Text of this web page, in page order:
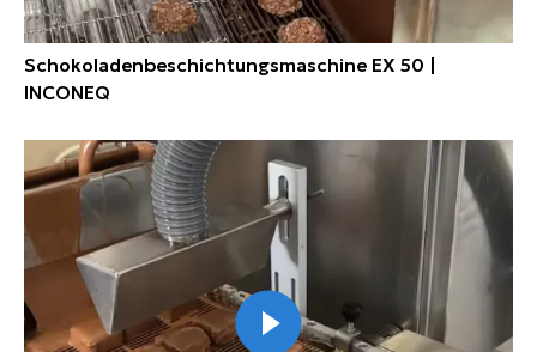
Schokoladenbeschichtungsmaschine EX 50 |
INCONEQ